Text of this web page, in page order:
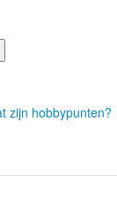
zijn hobbypunten?